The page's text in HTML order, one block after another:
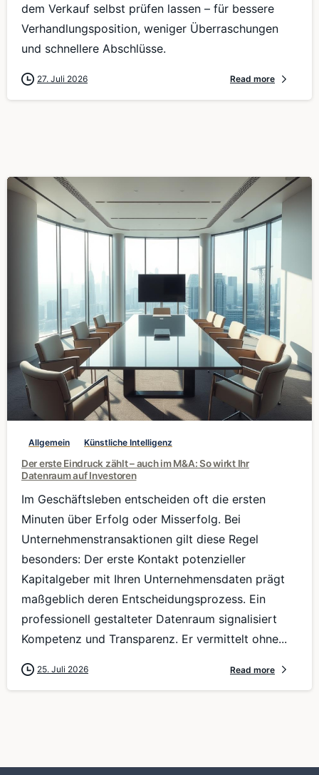
dem Verkauf selbst prüfen lassen – für bessere
Verhandlungsposition, weniger Überraschungen
und schnellere Abschlüsse.
27. Juli 2026 Read more
0
Allgemein Künstliche Intelligenz
Der erste Eindruck zählt – auch im M&A: So wirkt Ihr
Datenraum auf Investoren
Im Geschäftsleben entscheiden oft die ersten
Minuten über Erfolg oder Misserfolg. Bei
Unternehmenstransaktionen gilt diese Regel
besonders: Der erste Kontakt potenzieller
Kapitalgeber mit Ihren Unternehmensdaten prägt
maßgeblich deren Entscheidungsprozess. Ein
professionell gestalteter Datenraum signalisiert
Kompetenz und Transparenz. Er vermittelt ohne...
25. Juli 2026 Read more